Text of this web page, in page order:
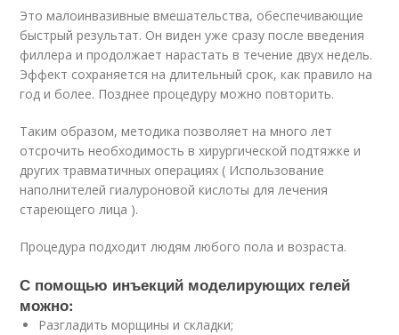
Это малоинвазивные вмешательства, обеспечивающие
быстрый результат. Он виден уже сразу после введения
филлера и продолжает нарастать в течение двух недель.
Эффект сохраняется на длительный срок, как правило на
год и более. Позднее процедуру можно повторить.
Таким образом, методика позволяет на много лет
отсрочить необходимость в хирургической подтяжке и
других травматичных операциях ( Использование
наполнителей гиалуроновой кислоты для лечения
стареющего лица ).
Процедура подходит людям любого пола и возраста.
С помощью инъекций моделирующих гелей
можно:
Разгладить морщины и складки;